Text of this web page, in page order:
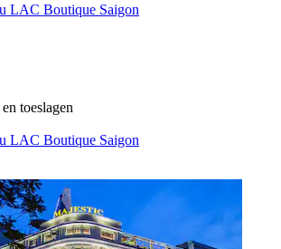
LAC Boutique Saigon
toeslagen
LAC Boutique Saigon